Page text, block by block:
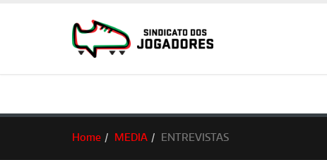
Home MEDIA ENTREVISTAS